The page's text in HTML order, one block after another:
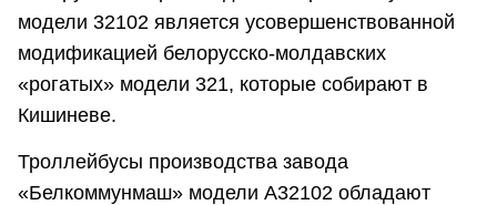
модели 32102 является усовершенствованной
модификацией белорусско-молдавских
«рогатых» модели 321, которые собирают в
Кишиневе.
Троллейбусы производства завода
«Белкоммунмаш» модели А32102 обладают